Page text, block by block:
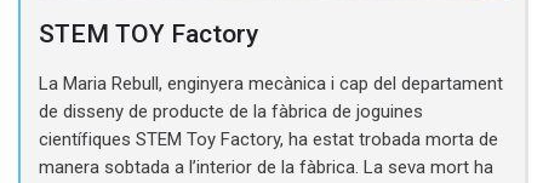
STEM TOY Factory
La Maria Rebull, enginyera mecànica i cap del departament
de disseny de producte de la fàbrica de joguines
científiques STEM Toy Factory, ha estat trobada morta de
manera sobtada a l’interior de la fàbrica. La seva mort ha